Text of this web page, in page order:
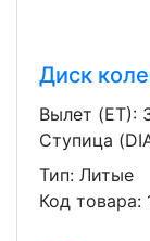
Диск
Вылет (ET):
Ступица
Тип: Литые
Код товара: